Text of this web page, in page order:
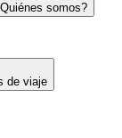
somos?
de viaje